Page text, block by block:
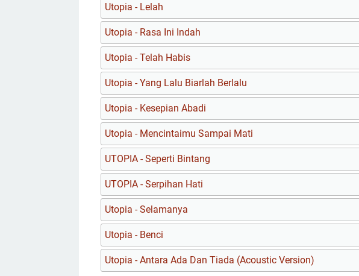
Utopia - Lelah
Utopia - Rasa Ini Indah
Utopia - Telah Habis
Utopia - Yang Lalu Biarlah Berlalu
Utopia - Kesepian Abadi
Utopia - Mencintaimu Sampai Mati
UTOPIA - Seperti Bintang
UTOPIA - Serpihan Hati
Utopia - Selamanya
Utopia - Benci
Utopia - Antara Ada Dan Tiada (Acoustic Version)